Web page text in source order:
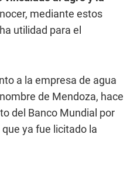
mediante estos
utilidad para el
a la empresa de agua
de Mendoza, hace
del Banco Mundial por
ya fue licitado la